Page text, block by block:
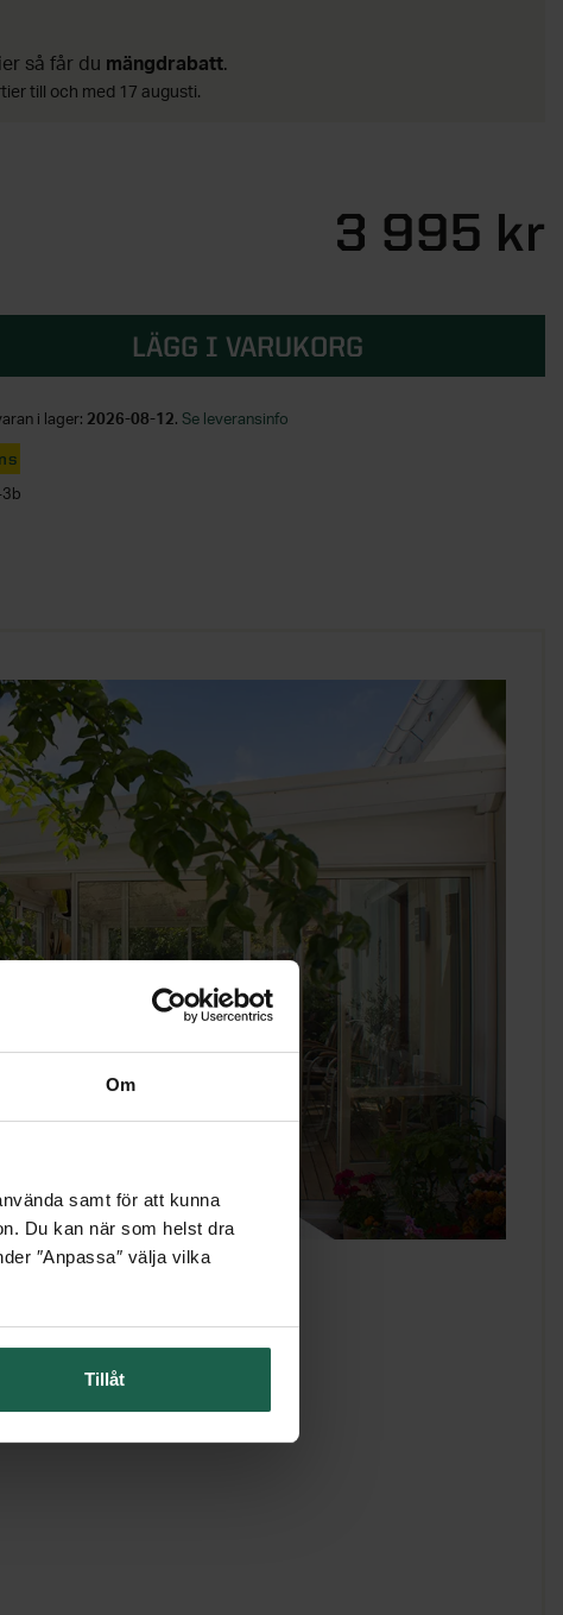
Om
samt för att kunna
Du kan när som helst dra
″Anpassa″ välja vilka
Tillåt
så får du mängdrabatt.
till och med 17 augusti.
3 995 kr
LÄGG I VARUKORG
i lager: 2026-08-12. Se leveransinfo